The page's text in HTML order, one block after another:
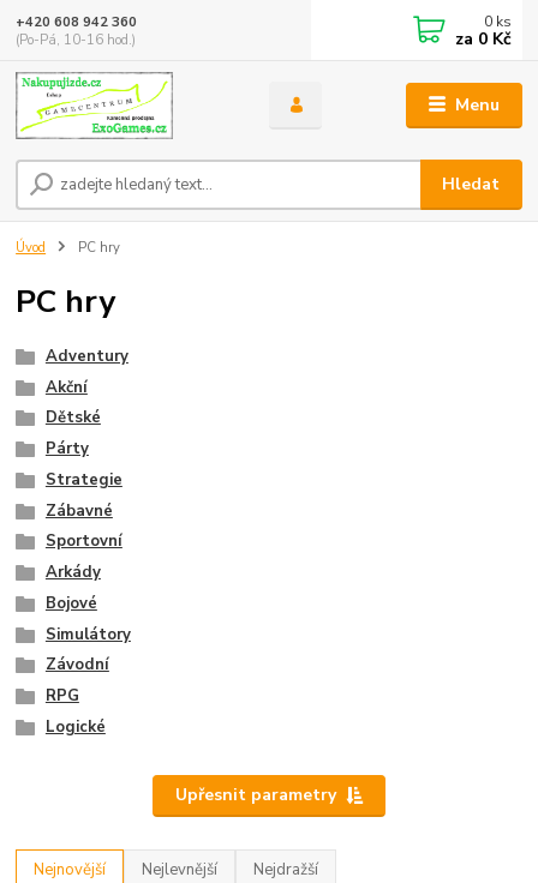
Menu
Hledat
+420 608 942 360
(Po-Pá, 10-16 hod.)
0 ks
za 0 Kč
Úvod PC hry
PC hry
Adventury
Akční
Dětské
Párty
Strategie
Zábavné
Sportovní
Arkády
Bojové
Simulátory
Závodní
RPG
Logické
Upřesnit parametry
Nejnovější Nejlevnější Nejdražší